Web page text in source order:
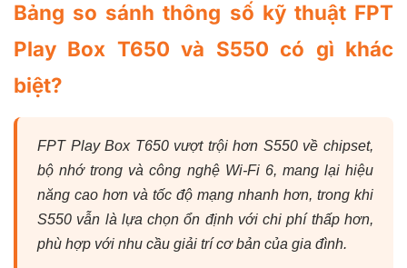
Bảng so sánh thông số kỹ thuật FPT
Play Box T650 và S550 có gì khác
biệt?
FPT Play Box T650 vượt trội hơn S550 về chipset,
bộ nhớ trong và công nghệ Wi-Fi 6, mang lại hiệu
năng cao hơn và tốc độ mạng nhanh hơn, trong khi
S550 vẫn là lựa chọn ổn định với chi phí thấp hơn,
phù hợp với nhu cầu giải trí cơ bản của gia đình.